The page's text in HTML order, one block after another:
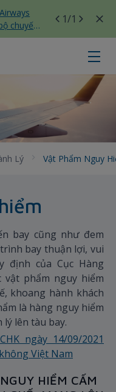
chuyến
Tân
1/1
- Bamboo
Lý Vật Phẩm Nguy
bay cũng như đem
bay thuận lợi, vui
định của Cục Hàng
vật phẩm nguy hiểm
khoang hành khách
là hàng nguy hiểm
lên tàu bay.
ngày 14/09/2021
Việt Nam
HIỂM CẤM